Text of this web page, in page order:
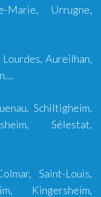
Marie, Urrugne,
Lourdes, Aureilhan,
,Schiltigheim,
, Sélestat,
,Saint-Louis,
, Kingersheim,